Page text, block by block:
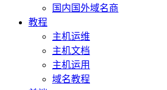
国内国外域名商
教程
主机运维
主机文档
主机运用
域名教程